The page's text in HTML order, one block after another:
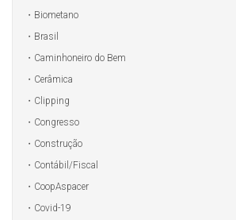
Biometano
Brasil
Caminhoneiro do Bem
Cerâmica
Clipping
Congresso
Construção
Contábil/Fiscal
CoopAspacer
Covid-19